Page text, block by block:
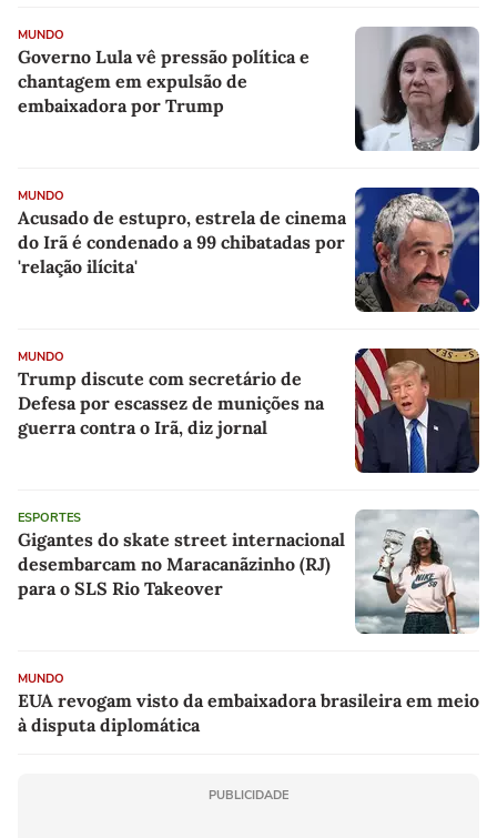
MUNDO
Governo Lula vê pressão política e
chantagem em expulsão de
embaixadora por Trump
MUNDO
Acusado de estupro, estrela de cinema
do Irã é condenado a 99 chibatadas por
'relação ilícita'
MUNDO
Trump discute com secretário de
Defesa por escassez de munições na
guerra contra o Irã, diz jornal
ESPORTES
Gigantes do skate street internacional
desembarcam no Maracanãzinho (RJ)
para o SLS Rio Takeover
MUNDO
EUA revogam visto da embaixadora brasileira em meio
à disputa diplomática
PUBLICIDADE